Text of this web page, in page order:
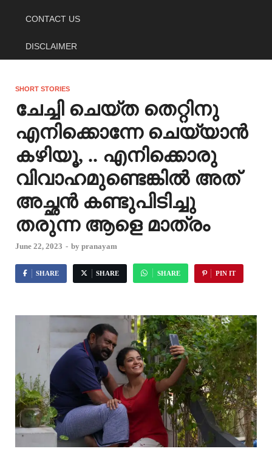
CONTACT US
DISCLAIMER
SHORT STORIES
ചേച്ചി ചെയ്ത തെറ്റിനു
എനിക്കൊന്നേ ചെയ്യാൻ
കഴിയൂ, .. എനിക്കൊരു
വിവാഹമുണ്ടെങ്കിൽ അത്
അച്ഛൻ കണ്ടുപിടിച്ചു
തരുന്ന ആളെ മാത്രം
June 22, 2023 - by pranayam
SHARE SHARE SHARE PIN IT